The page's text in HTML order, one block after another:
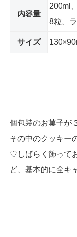
内容量
200ml
8粒、ラ
サイズ
個包装のお菓子が
その中のクッキー
♡しばらく飾って
ど、基本的に全キ